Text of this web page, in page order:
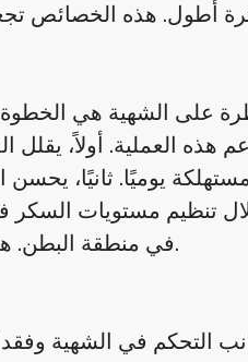
على الشهية هي
هذه العملية. أولاً،
يوميًا. ثانيًا،
تنظيم مستويات
في منطقة البطن. هذه التوازنات تساعد المستخدمين على فقدان الوزن تدريجيًا وبشكل صحي.
التحكم في الشهية